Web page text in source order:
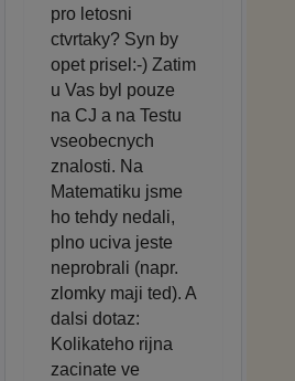
pro letosni
ctvrtaky? Syn by
opet prisel:-) Zatim
u Vas byl pouze
na CJ a na Testu
vseobecnych
znalosti. Na
Matematiku jsme
ho tehdy nedali,
plno uciva jeste
neprobrali (napr.
zlomky maji ted). A
dalsi dotaz:
Kolikateho rijna
zacinate ve